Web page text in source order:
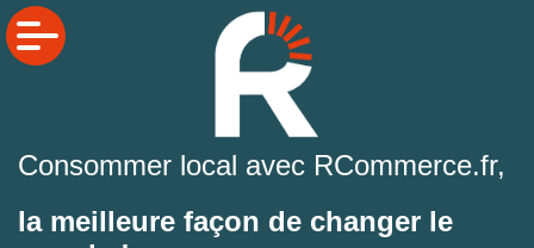
Consommer local avec RCommerce.fr,
la meilleure façon de changer le